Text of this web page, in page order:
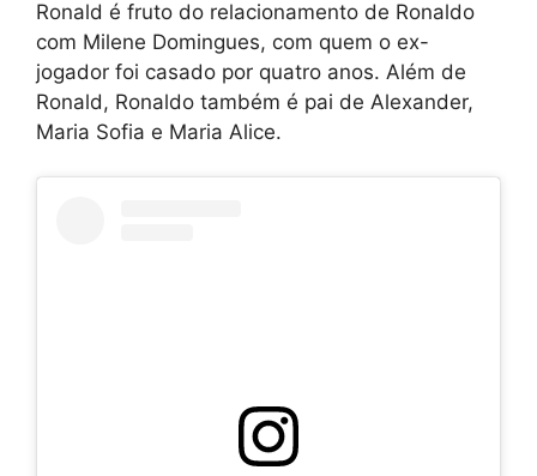
Ronald é fruto do relacionamento de Ronaldo
com Milene Domingues, com quem o ex-
jogador foi casado por quatro anos. Além de
Ronald, Ronaldo também é pai de Alexander,
Maria Sofia e Maria Alice.